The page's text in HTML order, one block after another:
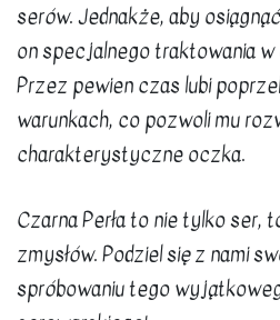
serów. Jednakże, aby
on specjalnego traktowania
Przez pewien czas lubi
warunkach, co pozwoli mu
charakterystyczne oczka.
Czarna Perła to nie tylko ser,
zmysłów. Podziel się z nami
spróbowaniu tego